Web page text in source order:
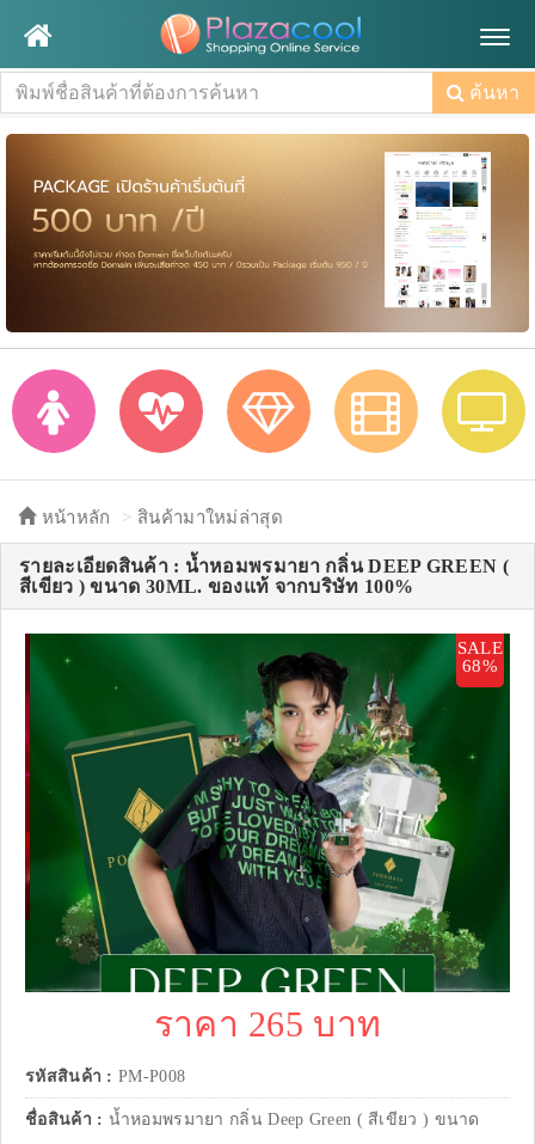
ค้นหา
หน้าหลัก สินค้ามาใหม่ล่าสุด
รายละเอียดสินค้า : น้ำหอมพรมายา กลิ่น DEEP GREEN (
สีเขียว ) ขนาด 30ML. ของแท้ จากบริษัท 100%
SALE
68%
ราคา 265 บาท
รหัสสินค้า : PM-P008
ชื่อสินค้า : น้ำหอมพรมายา กลิ่น Deep Green ( สีเขียว ) ขนาด